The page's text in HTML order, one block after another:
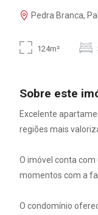
Pedra Branca,
124m²
Sobre este
Excelente
regiões mais
O imóvel conta
momentos com a
O condomínio